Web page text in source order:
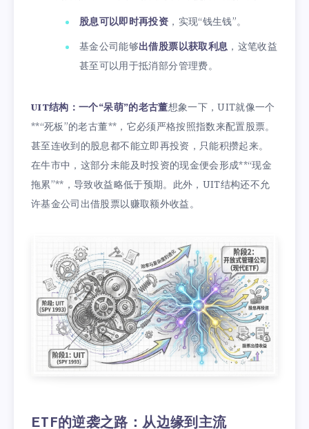
股息可以即时再投资 ，实现“钱生钱”。
基金公司能够出借股票以获取利息 ，这笔收益
甚至可以用于抵消部分管理费。
UIT结构：一个“呆萌”的老古董想象一下，UIT就像一个
**“死板”的老古董**，它必须严格按照指数来配置股票。
甚至连收到的股息都不能立即再投资，只能积攒起来。
在牛市中，这部分未能及时投资的现金便会形成**“现金
拖累”**，导致收益略低于预期。此外，UIT结构还不允
许基金公司出借股票以赚取额外收益。
ETF的逆袭之路：从边缘到主流